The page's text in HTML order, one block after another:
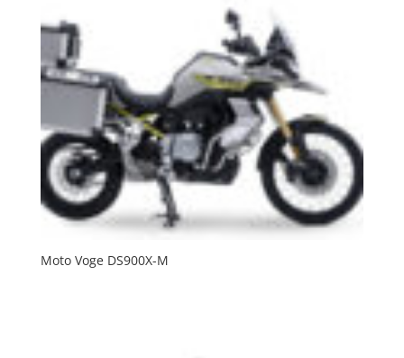
Moto Voge DS900X-M